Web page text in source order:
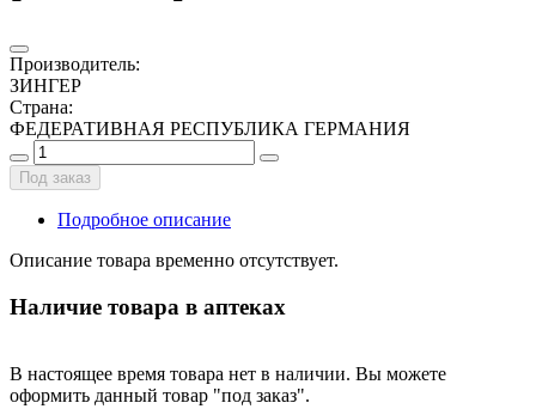
Производитель:
ЗИНГЕР
Страна:
ФЕДЕРАТИВНАЯ РЕСПУБЛИКА ГЕРМАНИЯ
Под заказ
Подробное описание
Описание товара временно отсутствует.
Наличие товара в аптеках
В настоящее время товара нет в наличии. Вы можете
оформить данный товар "под заказ".